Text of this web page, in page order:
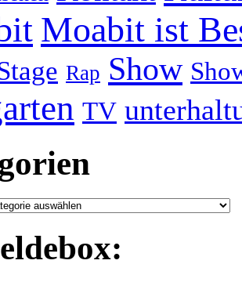
Moabit ist
Rap Show
TV